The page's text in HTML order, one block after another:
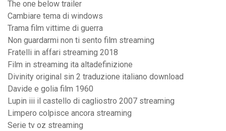
The one below trailer
Cambiare tema di windows
Trama film vittime di guerra
Non guardarmi non ti sento film streaming
Fratelli in affari streaming 2018
Film in streaming ita altadefinizione
Divinity original sin 2 traduzione italiano download
Davide e golia film 1960
Lupin iii il castello di cagliostro 2007 streaming
Limpero colpisce ancora streaming
Serie tv oz streaming